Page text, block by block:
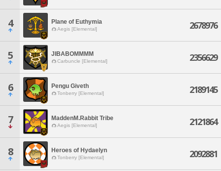
4 Plane of Euthymia
Aegis [Elemental] 2678976
5 JIBABOMMMM
Carbuncle [Elemental] 2356629
6 Pengu Giveth
Tonberry [Elemental] 2189145
7 MaddenM.Rabbit Tribe
Aegis [Elemental] 2121864
8 Heroes of Hydaelyn
Tonberry [Elemental] 2092881